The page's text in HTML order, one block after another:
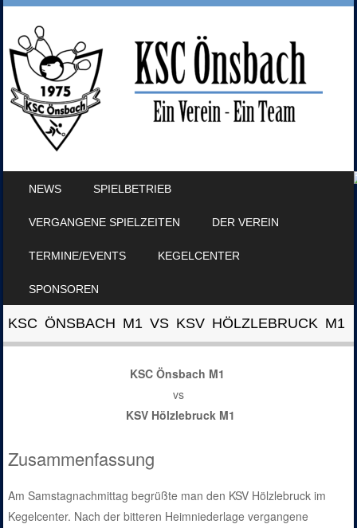
NEWS SPIELBETRIEB
VERGANGENE SPIELZEITEN DER VEREIN
TERMINE/EVENTS KEGELCENTER
SPONSOREN
KSC ÖNSBACH M1 VS KSV HÖLZLEBRUCK M1
KSC Önsbach M1
vs
KSV Hölzlebruck M1
Zusammenfassung
Am Samstagnachmittag begrüßte man den KSV Hölzlebruck im
Kegelcenter. Nach der bitteren Heimniederlage vergangene